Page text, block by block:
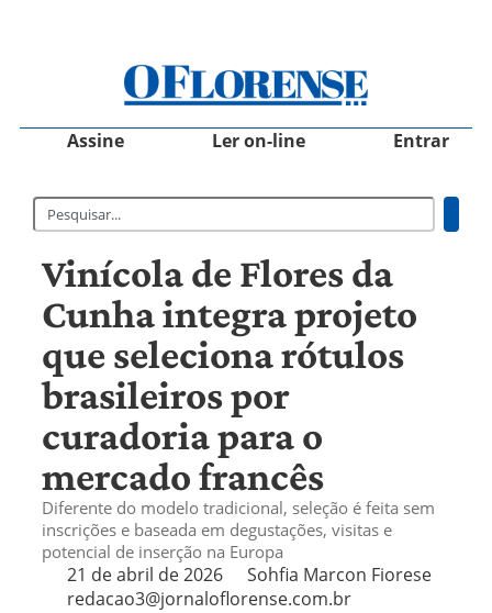
Assine Ler on-line Entrar
Vinícola de Flores da
Cunha integra projeto
que seleciona rótulos
brasileiros por
curadoria para o
mercado francês
Diferente do modelo tradicional, seleção é feita sem
inscrições e baseada em degustações, visitas e
potencial de inserção na Europa
21 de abril de 2026
Sohfia Marcon Fiorese
redacao3@jornaloflorense.com.br